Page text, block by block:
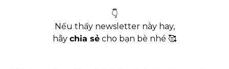
👇
Nếu thấy newsletter này hay,
hãy chia sẻ cho bạn bè nhé 🥰